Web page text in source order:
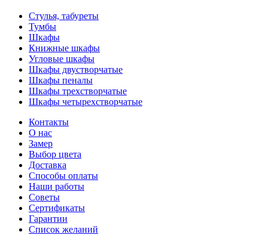
Стулья, табуреты
Тумбы
Шкафы
Книжные шкафы
Угловые шкафы
Шкафы двустворчатые
Шкафы пеналы
Шкафы трехстворчатые
Шкафы четырехстворчатые
Контакты
О нас
Замер
Выбор цвета
Доставка
Способы оплаты
Наши работы
Советы
Сертификаты
Гарантии
Список желаний